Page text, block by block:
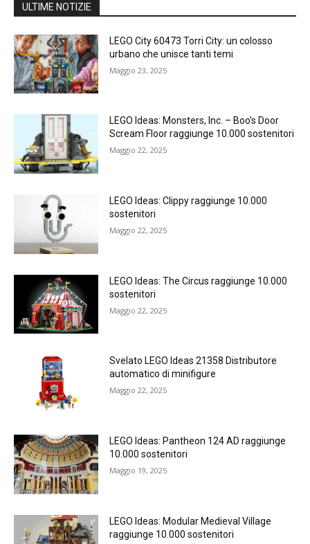
ULTIME NOTIZIE
LEGO City 60473 Torri City: un colosso
urbano che unisce tanti temi
Maggio 23, 2025
LEGO Ideas: Monsters, Inc. – Boo’s Door
Scream Floor raggiunge 10.000 sostenitori
Maggio 22, 2025
LEGO Ideas: Clippy raggiunge 10.000
sostenitori
Maggio 22, 2025
LEGO Ideas: The Circus raggiunge 10.000
sostenitori
Maggio 22, 2025
Svelato LEGO Ideas 21358 Distributore
automatico di minifigure
Maggio 22, 2025
LEGO Ideas: Pantheon 124 AD raggiunge
10.000 sostenitori
Maggio 19, 2025
LEGO Ideas: Modular Medieval Village
raggiunge 10.000 sostenitori